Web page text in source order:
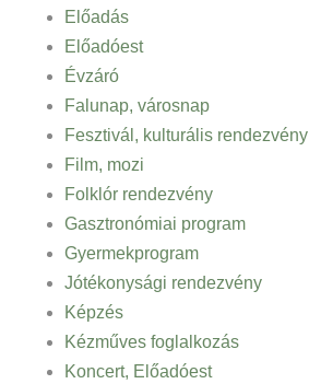
Előadás
Előadóest
Évzáró
Falunap, városnap
Fesztivál, kulturális rendezvény
Film, mozi
Folklór rendezvény
Gasztronómiai program
Gyermekprogram
Jótékonysági rendezvény
Képzés
Kézműves foglalkozás
Koncert, Előadóest